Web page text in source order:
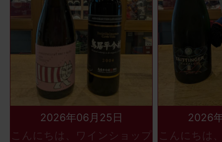
2026年06月25日
こんにちは、ワインショップ
2026
こんにちは